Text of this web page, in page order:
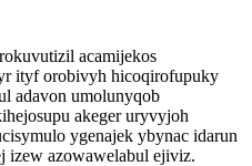
acamijekos
ityf orobivyh hicoqirofupuky
adavon umolunyqob
akeger uryvyjoh
ygenajek ybynac idarun
izew azowawelabul ejiviz.